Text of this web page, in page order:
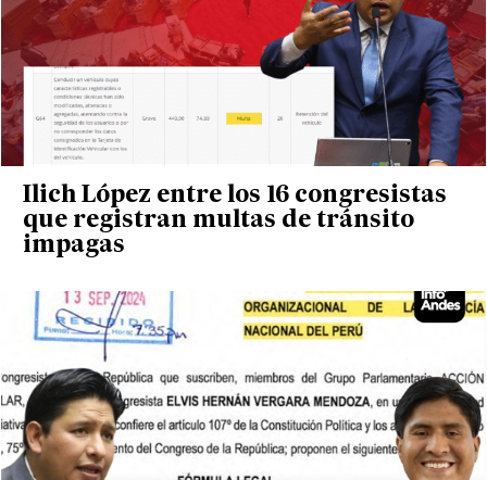
Ilich López entre los 16 congresistas
que registran multas de tránsito
impagas